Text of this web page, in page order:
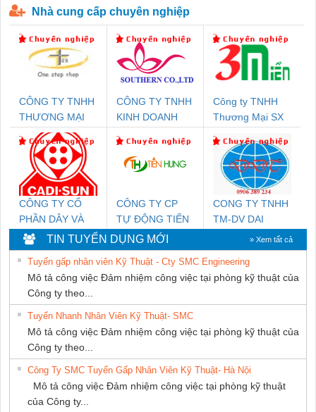
Nhà cung cấp chuyên nghiệp
CÔNG TY TNHH
THƯƠNG MẠI
THIÊN ÂN VIỆT
NAM
CÔNG TY TNHH
KINH DOANH
PHƯƠNG NAM
Công ty TNHH
Thương Mại SX
CÔNG TY CỔ
PHẦN DÂY VÀ
CÁP ĐIỆN
THƯỢNG ĐÌNH
CÔNG TY CP
TỰ ĐỘNG TIẾN
HƯNG
CONG TY TNHH
TM-DV DAI
DONG THANH
TIN TUYỂN DỤNG MỚI » Xem tất cả
Tuyển gấp nhân viên Kỹ Thuật - Cty SMC Engineering
Mô tả công việc Đảm nhiệm công việc tại phòng kỹ thuật của
Công ty theo...
Tuyển Nhanh Nhân Viên Kỹ Thuật- SMC
Mô tả công việc Đảm nhiệm công việc tại phòng kỹ thuật của
Công ty theo...
Công Ty SMC Tuyển Gấp Nhân Viên Kỹ Thuật- Hà Nội
Mô tả công việc Đảm nhiệm công việc tại phòng kỹ thuật
của Công ty...